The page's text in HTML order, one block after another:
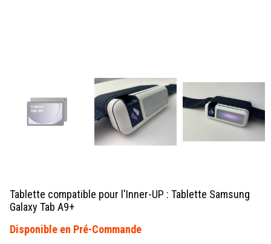
Tablette compatible pour l'Inner-UP : Tablette Samsung
Galaxy Tab A9+
Disponible en Pré-Commande